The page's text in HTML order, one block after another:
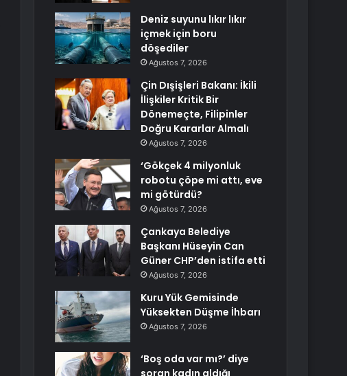
Deniz suyunu lıkır lıkır
içmek için boru
döşediler
Ağustos 7, 2026
Çin Dışişleri Bakanı: İkili
İlişkiler Kritik Bir
Dönemeçte, Filipinler
Doğru Kararlar Almalı
Ağustos 7, 2026
‘Gökçek 4 milyonluk
robotu çöpe mi attı, eve
mi götürdü?
Ağustos 7, 2026
Çankaya Belediye
Başkanı Hüseyin Can
Güner CHP’den istifa etti
Ağustos 7, 2026
Kuru Yük Gemisinde
Yüksekten Düşme İhbarı
Ağustos 7, 2026
‘Boş oda var mı?’ diye
soran kadın aldığı